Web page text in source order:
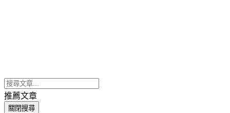
推薦文章
關閉搜尋